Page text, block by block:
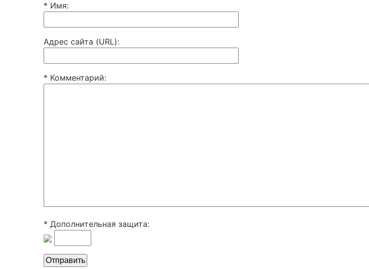
* Имя:
Адрес сайта (URL):
* Комментарий:
* Дополнительная защита: